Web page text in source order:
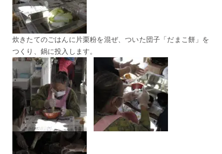
炊きたてのごはんに片栗粉を混ぜ、ついた団子「だまこ餅」を
つくり、鍋に投入します。